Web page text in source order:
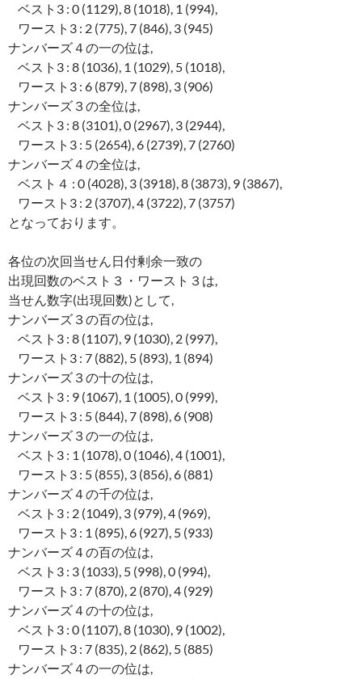
ベスト3 : 0 (1129), 8 (1018), 1 (994),
ワースト3 : 2 (775), 7 (846), 3 (945)
ナンバーズ４の一の位は,
ベスト3 : 8 (1036), 1 (1029), 5 (1018),
ワースト3 : 6 (879), 7 (898), 3 (906)
ナンバーズ３の全位は,
ベスト3 : 8 (3101), 0 (2967), 3 (2944),
ワースト3 : 5 (2654), 6 (2739), 7 (2760)
ナンバーズ４の全位は,
ベスト４ : 0 (4028), 3 (3918), 8 (3873), 9 (3867),
ワースト3 : 2 (3707), 4 (3722), 7 (3757)
となっております。
各位の次回当せん日付剰余一致の
出現回数のベスト３・ワースト３は,
当せん数字(出現回数)として,
ナンバーズ３の百の位は,
ベスト3 : 8 (1107), 9 (1030), 2 (997),
ワースト3 : 7 (882), 5 (893), 1 (894)
ナンバーズ３の十の位は,
ベスト3 : 9 (1067), 1 (1005), 0 (999),
ワースト3 : 5 (844), 7 (898), 6 (908)
ナンバーズ３の一の位は,
ベスト3 : 1 (1078), 0 (1046), 4 (1001),
ワースト3 : 5 (855), 3 (856), 6 (881)
ナンバーズ４の千の位は,
ベスト3 : 2 (1049), 3 (979), 4 (969),
ワースト3 : 1 (895), 6 (927), 5 (933)
ナンバーズ４の百の位は,
ベスト3 : 3 (1033), 5 (998), 0 (994),
ワースト3 : 7 (870), 2 (870), 4 (929)
ナンバーズ４の十の位は,
ベスト3 : 0 (1107), 8 (1030), 9 (1002),
ワースト3 : 7 (835), 2 (862), 5 (885)
ナンバーズ４の一の位は,